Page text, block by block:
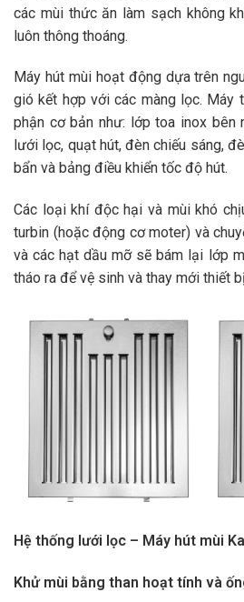
các mùi thức ăn làm sạch không
luôn thông thoáng.
Máy hút mùi hoạt động dựa trên
gió kết hợp với các màng lọc. Máy
phận cơ bản như: lớp toa inox bên
lưới lọc, quạt hút, đèn chiếu sáng,
bẩn và bảng điều khiển tốc độ hút.
Các loại khí độc hại và mùi khó
turbin (hoặc động cơ moter) và
và các hạt dầu mỡ sẽ bám lại lớp
tháo ra để vệ sinh và thay mới thiết
Hệ thống lưới lọc – Máy hút mùi
Khử mùi bằng than hoạt tính và